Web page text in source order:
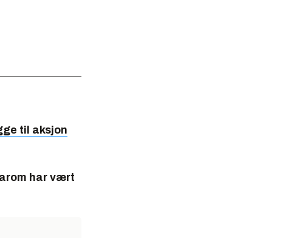
til aksjon
har vært